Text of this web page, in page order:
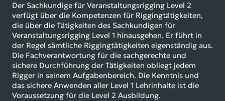
Der Sachkundige für Veranstaltungsrigging Level 2
verfügt über die Kompetenzen für Riggingtätigkeiten,
die über die Tätigkeiten des Sachkundigen für
Veranstaltungsrigging Level 1 hinausgehen. Er führt in
der Regel sämtliche Riggingtätigkeiten eigenständig aus.
Die Fachverantwortung für die sachgerechte und
sichere Durchführung der Tätigkeiten obliegt jedem
Rigger in seinem Aufgabenbereich. Die Kenntnis und
das sichere Anwenden aller Level 1 Lehrinhalte ist die
Voraussetzung für die Level 2 Ausbildung.